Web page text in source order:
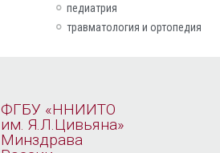
педиатрия
травматология и ортопедия
ФГБУ «ННИИТО
им. Я.Л.Цивьяна»
Минздрава